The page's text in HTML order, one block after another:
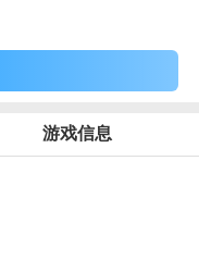
游戏信息